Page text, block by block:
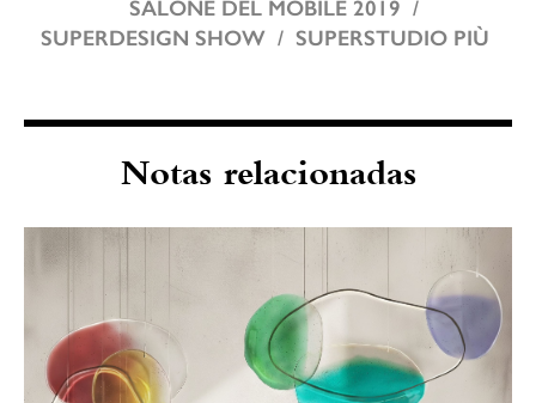
SALONE DEL MOBILE 2019
SUPERDESIGN SHOW
SUPERSTUDIO PIÙ
Notas relacionadas